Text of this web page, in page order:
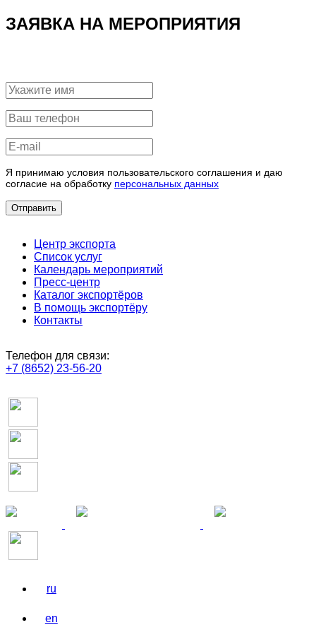
ЗАЯВКА НА МЕРОПРИЯТИЯ
Я принимаю условия пользовательского соглашения и даю
согласие на обработку персональных данных
Отправить
Центр экспорта
Список услуг
Календарь мероприятий
Пресс-центр
Каталог экспортёров
В помощь экспортёру
Контакты
Телефон для связи:
+7 (8652) 23-56-20
ru
en